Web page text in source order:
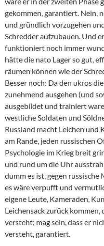
gekommen, garantiert. Nein,
und gründlich vorzugehen
Schredder aufzubauen. Und
funktioniert noch immer
hätte die nato Lager so gut,
räumen können wie der
Besser noch: Da den ukros
zunehmend ausgehen (und
ausgebildet und trainiert
westliche Soldaten und
Russland macht Leichen und
am Rande, jeden russischen
Psychologie im Krieg breit
und rund um die Uhr
dumm es ist, gegen
es wäre verpufft und
eigene Leute, Kameraden,
Leichensack zurück
versteht; mag sein, dass er
versteht, garantiert.